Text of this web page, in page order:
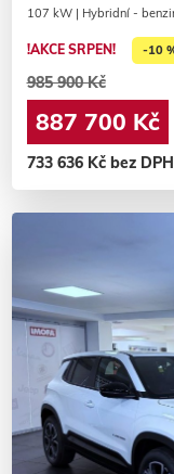
107 kW | Hybridní -
!AKCE SRPEN! -10
985 900 Kč
887 700 Kč
733 636 Kč bez DPH